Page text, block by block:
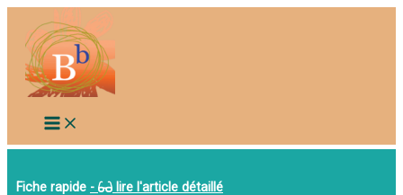
contenu
Fiche rapide - lire l'article détaillé